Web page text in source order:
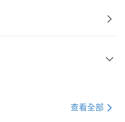
查看全部